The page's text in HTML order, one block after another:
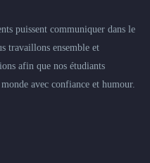
puissent communiquer dans le
travaillons ensemble et
afin que nos étudiants
avec confiance et humour.